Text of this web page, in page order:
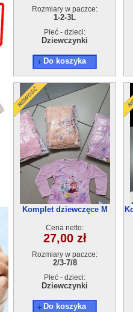
Rozmiary w paczce:
1-2-3L
Płeć - dzieci:
Dziewczynki
Do koszyka
Komplet dziewczęce M
Cena netto:
27,00 zł
Rozmiary w paczce:
2/3-7/8
Płeć - dzieci:
Dziewczynki
Do koszyka